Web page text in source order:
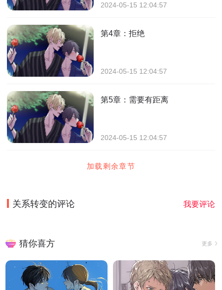
2024-05-15 12:04:57
第4章：拒绝
2024-05-15 12:04:57
第5章：需要有距离
2024-05-15 12:04:57
加载剩余章节
关系转变的评论 我要评论
猜你喜方 更多